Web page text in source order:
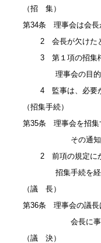
（招 集）
第34条 理事会は会長
2 会長が欠けたと
3 第１項の招集権
理事会の目的であ
4 監事は、必要があ
（招集手続）
第35条 理事会を招集
その通知を発
2 前項の規定にか
招集手続を経るこ
（議 長）
第36条 理事会の議長
会長に事故がある
（議 決）